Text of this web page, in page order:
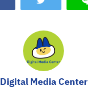
Digital Media Center